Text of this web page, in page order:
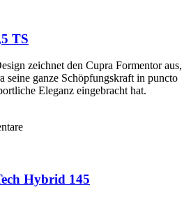
TS
zeichnet den Cupra Formentor aus,
seine ganze Schöpfungskraft in puncto
Eleganz eingebracht hat.
Hybrid 145